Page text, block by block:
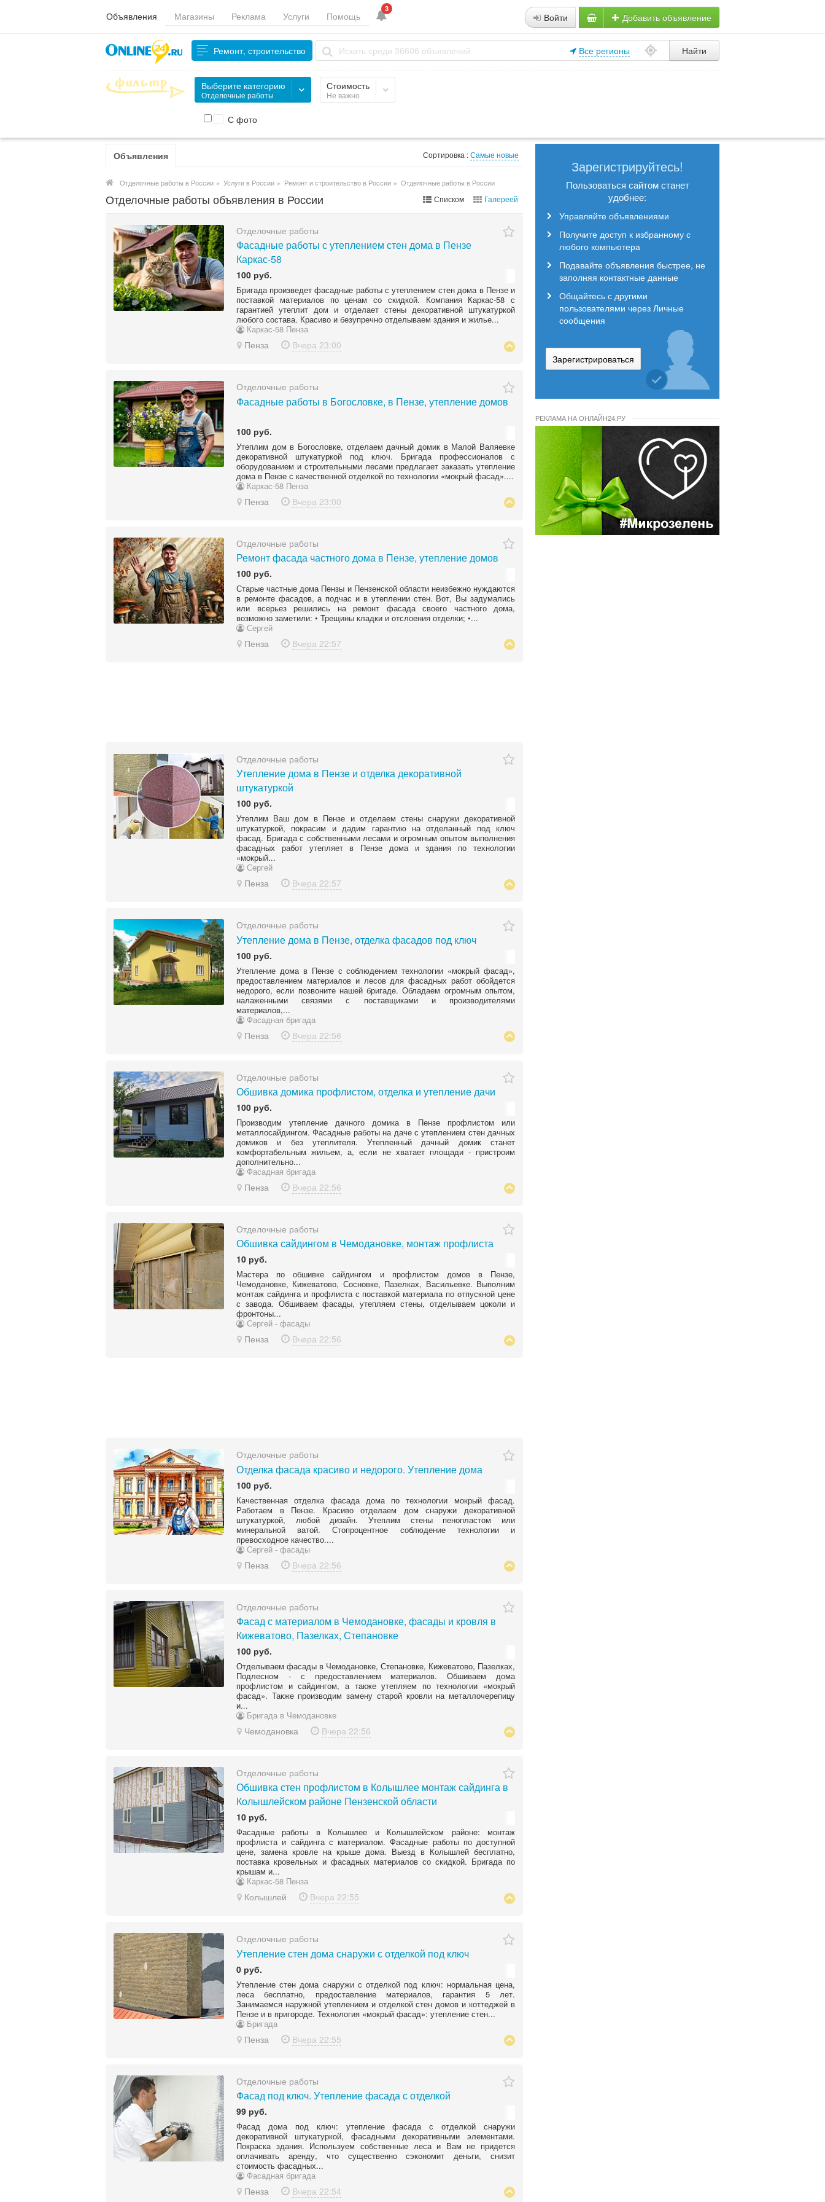
Объявления Магазины Реклама Услуги Помощь
3
Войти Добавить объявление
Ремонт, строительство Все регионы Найти
Выберите категорию
Отделочные работы
Стоимость
Не важно
С фото
Объявления Сортировка :Самые новые
Отделочные работы в России ▸ Услуги в России ▸ Ремонт и строительство в России ▸ Отделочные работы в России
Отделочные работы объявления в России Списком Галереей
Отделочные работы
Фасадные работы с утеплением стен дома в Пензе
Каркас-58
100 руб.
Бригада произведет фасадные работы с утеплением стен дома в Пензе и
поставкой материалов по ценам со скидкой. Компания Каркас-58 с
гарантией утеплит дом и отделает стены декоративной штукатуркой
любого состава. Красиво и безупречно отделываем здания и жилье...
Каркас-58 Пенза
Пенза Вчера 23:00
Отделочные работы
Фасадные работы в Богословке, в Пензе, утепление домов
100 руб.
Утеплим дом в Богословке, отделаем дачный домик в Малой Валяевке
декоративной штукатуркой под ключ. Бригада профессионалов с
оборудованием и строительными лесами предлагает заказать утепление
дома в Пензе с качественной отделкой по технологии «мокрый фасад»....
Каркас-58 Пенза
Пенза Вчера 23:00
Отделочные работы
Ремонт фасада частного дома в Пензе, утепление домов
100 руб.
Старые частные дома Пензы и Пензенской области неизбежно нуждаются
в ремонте фасадов, а подчас и в утеплении стен. Вот, Вы задумались
или всерьез решились на ремонт фасада своего частного дома,
возможно заметили: • Трещины кладки и отслоения отделки; •...
Сергей
Пенза Вчера 22:57
Отделочные работы
Утепление дома в Пензе и отделка декоративной
штукатуркой
100 руб.
Утеплим Ваш дом в Пензе и отделаем стены снаружи декоративной
штукатуркой, покрасим и дадим гарантию на отделанный под ключ
фасад. Бригада с собственными лесами и огромным опытом выполнения
фасадных работ утепляет в Пензе дома и здания по технологии
«мокрый...
Сергей
Пенза Вчера 22:57
Отделочные работы
Утепление дома в Пензе, отделка фасадов под ключ
100 руб.
Утепление дома в Пензе с соблюдением технологии «мокрый фасад»,
предоставлением материалов и лесов для фасадных работ обойдется
недорого, если позвоните нашей бригаде. Обладаем огромным опытом,
налаженными связями с поставщиками и производителями
материалов,...
Фасадная бригада
Пенза Вчера 22:56
Отделочные работы
Обшивка домика профлистом, отделка и утепление дачи
100 руб.
Производим утепление дачного домика в Пензе профлистом или
металлосайдингом. Фасадные работы на даче с утеплением стен дачных
домиков и без утеплителя. Утепленный дачный домик станет
комфортабельным жильем, а, если не хватает площади - пристроим
дополнительно...
Фасадная бригада
Пенза Вчера 22:56
Отделочные работы
Обшивка сайдингом в Чемодановке, монтаж профлиста
10 руб.
Мастера по обшивке сайдингом и профлистом домов в Пензе,
Чемодановке, Кижеватово, Сосновке, Пазелках, Васильевке. Выполним
монтаж сайдинга и профлиста с поставкой материала по отпускной цене
с завода. Обшиваем фасады, утепляем стены, отделываем цоколи и
фронтоны...
Сергей - фасады
Пенза Вчера 22:56
Отделочные работы
Отделка фасада красиво и недорого. Утепление дома
100 руб.
Качественная отделка фасада дома по технологии мокрый фасад.
Работаем в Пензе. Красиво отделаем дом снаружи декоративной
штукатуркой, любой дизайн. Утеплим стены пенопластом или
минеральной ватой. Стопроцентное соблюдение технологии и
превосходное качество....
Сергей - фасады
Пенза Вчера 22:56
Отделочные работы
Фасад с материалом в Чемодановке, фасады и кровля в
Кижеватово, Пазелках, Степановке
100 руб.
Отделываем фасады в Чемодановке, Степановке, Кижеватово, Пазелках,
Подлесном - с предоставлением материалов. Обшиваем дома
профлистом и сайдингом, а также утепляем по технологии «мокрый
фасад». Также производим замену старой кровли на металлочерепицу
и...
Бригада в Чемодановке
Чемодановка Вчера 22:56
Отделочные работы
Обшивка стен профлистом в Колышлее монтаж сайдинга в
Колышлейском районе Пензенской области
10 руб.
Фасадные работы в Колышлее и Колышлейском районе: монтаж
профлиста и сайдинга с материалом. Фасадные работы по доступной
цене, замена кровле на крыше дома. Выезд в Колышлей бесплатно,
поставка кровельных и фасадных материалов со скидкой. Бригада по
крышам и...
Каркас-58 Пенза
Колышлей Вчера 22:55
Отделочные работы
Утепление стен дома снаружи с отделкой под ключ
0 руб.
Утепление стен дома снаружи с отделкой под ключ: нормальная цена,
леса бесплатно, предоставление материалов, гарантия 5 лет.
Занимаемся наружной утеплением и отделкой стен домов и коттеджей в
Пензе и в пригороде. Технология «мокрый фасад»: утепление стен...
Бригада
Пенза Вчера 22:55
Отделочные работы
Фасад под ключ. Утепление фасада с отделкой
99 руб.
Фасад дома под ключ: утепление фасада с отделкой снаружи
декоративной штукатуркой, фасадными декоративными элементами.
Покраска здания. Используем собственные леса и Вам не придется
оплачивать аренду, что существенно сэкономит деньги, снизит
стоимость фасадных...
Фасадная бригада
Пенза Вчера 22:54
Зарегистрируйтесь!
Пользоваться сайтом станет
удобнее:
Управляйте объявлениями
Получите доступ к избранному с
любого компьютера
Подавайте объявления быстрее, не
заполняя контактные данные
Общайтесь с другими
пользователями через Личные
сообщения
Зарегистрироваться
РЕКЛАМА НА ОНЛАЙН24.РУ